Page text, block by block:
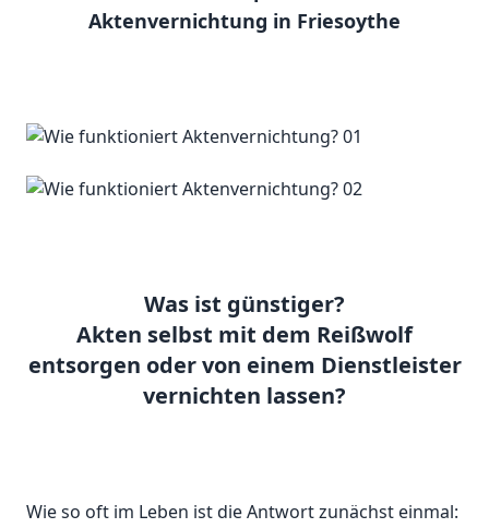
Aktenvernichtung in Friesoythe
Was ist günstiger?
Akten selbst mit dem Reißwolf
entsorgen oder von einem Dienstleister
vernichten lassen?
Wie so oft im Leben ist die Antwort zunächst einmal: